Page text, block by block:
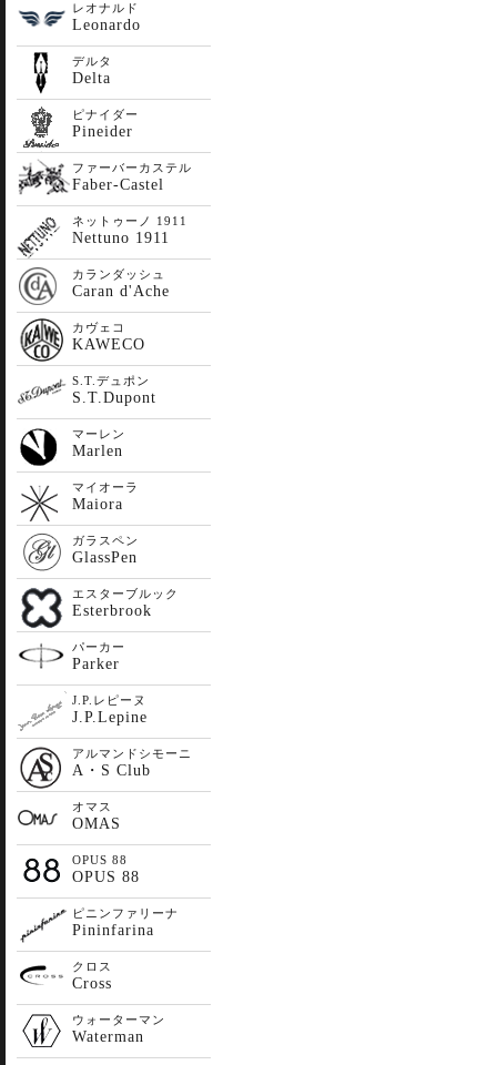
レオナルド
Leonardo
デルタ
Delta
ピナイダー
Pineider
ファーバーカステル
Faber-Castel
ネットゥーノ 1911
Nettuno 1911
カランダッシュ
Caran d'Ache
カヴェコ
KAWECO
S.T.デュポン
S.T.Dupont
マーレン
Marlen
マイオーラ
Maiora
ガラスペン
GlassPen
エスターブルック
Esterbrook
パーカー
Parker
J.P.レピーヌ
J.P.Lepine
アルマンドシモーニ
A・S Club
オマス
OMAS
OPUS 88
OPUS 88
ピニンファリーナ
Pininfarina
クロス
Cross
ウォーターマン
Waterman